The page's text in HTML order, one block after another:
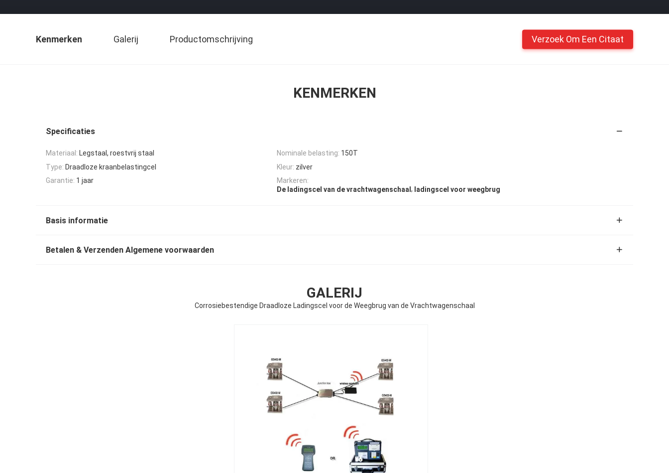
Kenmerken Galerij Productomschrijving Verzoek Om Een Citaat
KENMERKEN
Specificaties
Materiaal: Legstaal, roestvrij staal Nominale belasting: 150T
Type: Draadloze kraanbelastingcel Kleur: zilver
Garantie: 1 jaar
Markeren:
De ladingscel van de vrachtwagenschaal , ladingscel voor weegbrug
Basis informatie
Betalen & Verzenden Algemene voorwaarden
GALERIJ
Corrosiebestendige Draadloze Ladingscel voor de Weegbrug van de Vrachtwagenschaal